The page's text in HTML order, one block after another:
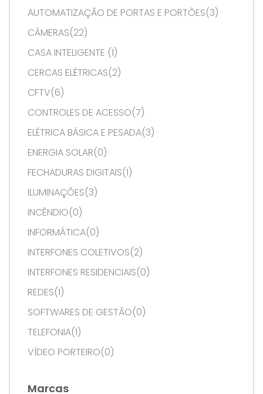
AUTOMATIZAÇÃO DE PORTAS E PORTÕES(3)
CÂMERAS(22)
CASA INTELIGENTE (1)
CERCAS ELÉTRICAS(2)
CFTV(6)
CONTROLES DE ACESSO(7)
ELÉTRICA BÁSICA E PESADA(3)
ENERGIA SOLAR(0)
FECHADURAS DIGITAIS(1)
ILUMINAÇÕES(3)
INCÊNDIO(0)
INFORMÁTICA(0)
INTERFONES COLETIVOS(2)
INTERFONES RESIDENCIAIS(0)
REDES(1)
SOFTWARES DE GESTÃO(0)
TELEFONIA(1)
VÍDEO PORTEIRO(0)
Marcas